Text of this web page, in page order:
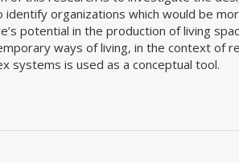
organizations which would be
potential in the production of living
ways of living, in the context of
systems is used as a conceptual tool.